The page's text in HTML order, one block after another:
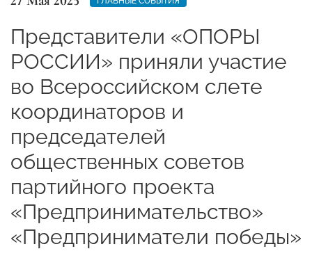
Представители «ОПОРЫ
РОССИИ» приняли участие
во Всероссийском слете
координаторов и
председателей
общественных советов
партийного проекта
«Предпринимательство»
«Предприниматели победы»